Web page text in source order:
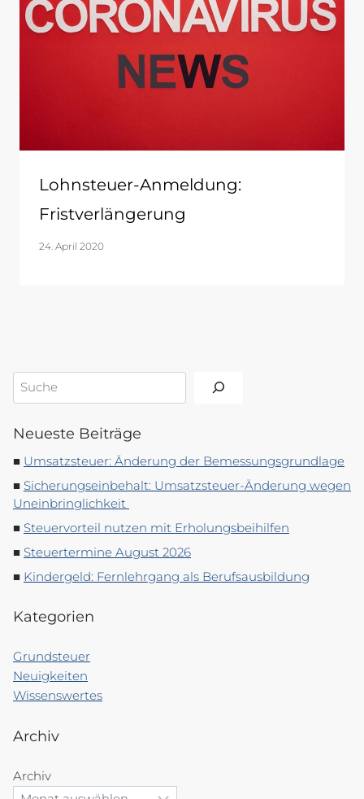
Lohnsteuer-Anmeldung:
Fristverlängerung
24. April 2020
Suchen
Neueste Beiträge
Umsatzsteuer: Änderung der Bemessungsgrundlage
Sicherungseinbehalt: Umsatzsteuer-Änderung wegen
Uneinbringlichkeit
Steuervorteil nutzen mit Erholungsbeihilfen
Steuertermine August 2026
Kindergeld: Fernlehrgang als Berufsausbildung
Kategorien
Grundsteuer
Neuigkeiten
Wissenswertes
Archiv
Archiv